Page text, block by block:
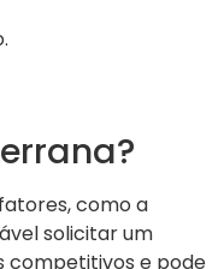
como a
solicitar um
e pode